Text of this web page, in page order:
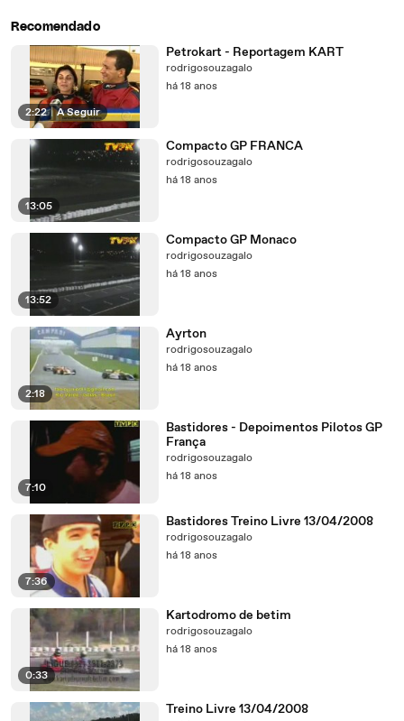
Recomendado
2:22 | A Seguir
Petrokart - Reportagem KART
rodrigosouzagalo
há 18 anos
13:05
Compacto GP FRANCA
rodrigosouzagalo
há 18 anos
13:52
Compacto GP Monaco
rodrigosouzagalo
há 18 anos
2:18
Ayrton
rodrigosouzagalo
há 18 anos
7:10
Bastidores - Depoimentos Pilotos GP
França
rodrigosouzagalo
há 18 anos
7:36
Bastidores Treino Livre 13/04/2008
rodrigosouzagalo
há 18 anos
0:33
Kartodromo de betim
rodrigosouzagalo
há 18 anos
Treino Livre 13/04/2008